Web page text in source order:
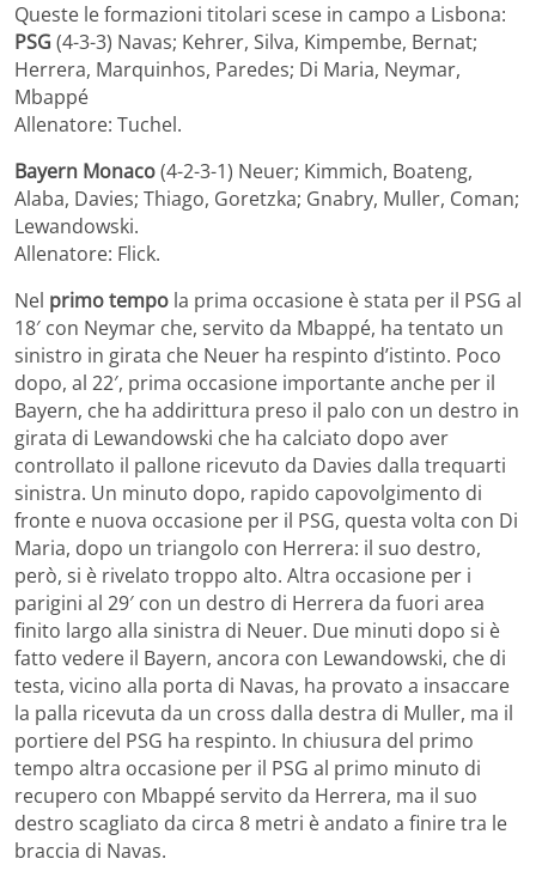
Queste le formazioni titolari scese in campo a Lisbona:
PSG (4-3-3) Navas; Kehrer, Silva, Kimpembe, Bernat;
Herrera, Marquinhos, Paredes; Di Maria, Neymar,
Mbappé
Allenatore: Tuchel.
Bayern Monaco(4-2-3-1) Neuer; Kimmich, Boateng,
Alaba, Davies; Thiago, Goretzka; Gnabry, Muller, Coman;
Lewandowski.
Allenatore: Flick.
Nel primo tempo la prima occasione è stata per il PSG al
18′ con Neymar che, servito da Mbappé, ha tentato un
sinistro in girata che Neuer ha respinto d’istinto. Poco
dopo, al 22′, prima occasione importante anche per il
Bayern, che ha addirittura preso il palo con un destro in
girata di Lewandowski che ha calciato dopo aver
controllato il pallone ricevuto da Davies dalla trequarti
sinistra. Un minuto dopo, rapido capovolgimento di
fronte e nuova occasione per il PSG, questa volta con Di
Maria, dopo un triangolo con Herrera: il suo destro,
però, si è rivelato troppo alto. Altra occasione per i
parigini al 29′ con un destro di Herrera da fuori area
finito largo alla sinistra di Neuer. Due minuti dopo si è
fatto vedere il Bayern, ancora con Lewandowski, che di
testa, vicino alla porta di Navas, ha provato a insaccare
la palla ricevuta da un cross dalla destra di Muller, ma il
portiere del PSG ha respinto. In chiusura del primo
tempo altra occasione per il PSG al primo minuto di
recupero con Mbappé servito da Herrera, ma il suo
destro scagliato da circa 8 metri è andato a finire tra le
braccia di Navas.